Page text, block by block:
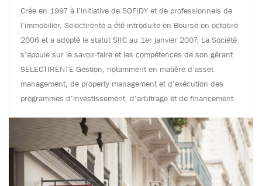
Crée en 1997 à l’initiative de SOFIDY et de professionnels de
l’immobilier, Selectirente a été introduite en Bourse en octobre
2006 et a adopté le statut SIIC au 1er janvier 2007. La Société
s’appuie sur le savoir-faire et les compétences de son gérant
SELECTIRENTE Gestion, notamment en matière d’asset
management, de property management et d’exécution des
programmes d’investissement, d’arbitrage et de financement.